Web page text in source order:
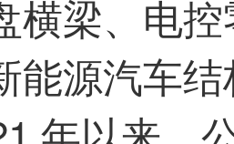
横梁、电
能源汽车